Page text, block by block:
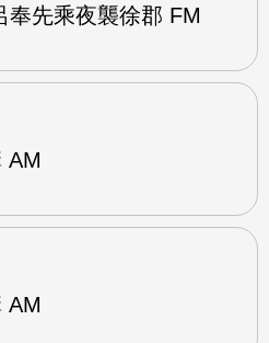
奉先乘夜襲徐郡 FM
AM
AM